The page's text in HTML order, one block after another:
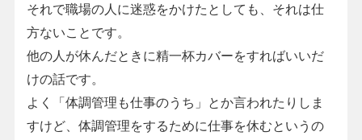
それで職場の人に迷惑をかけたとしても、それは仕
方ないことです。
他の人が休んだときに精一杯カバーをすればいいだ
けの話です。
よく「体調管理も仕事のうち」とか言われたりしま
すけど、体調管理をするために仕事を休むというの